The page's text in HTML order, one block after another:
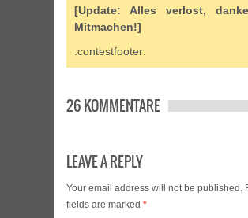
[Update: Alles verlost,
Mitmachen!]
:contestfooter:
26 KOMMENTARE
LEAVE A REPLY
Your email address will not be published.
fields are marked *